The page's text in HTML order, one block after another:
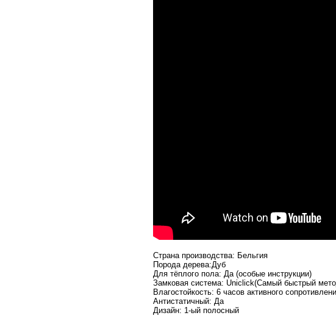
Страна производства: Бельгия
Порода дерева:Дуб
Для тёплого пола: Да (особые инструкции)
Замковая система: Uniclick(Самый быстрый
Влагостойкость: 6 часов активного
Антистатичный: Да
Дизайн: 1-ый полосный